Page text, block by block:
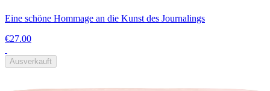
Eine schöne Hommage an die Kunst des Journalings
€27.00
Ausverkauft